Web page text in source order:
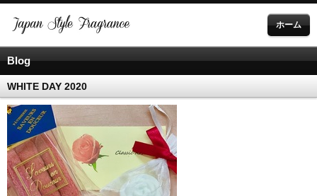
ホーム
Blog
WHITE DAY 2020